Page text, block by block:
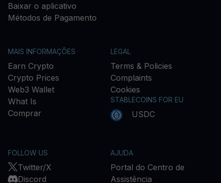
Baixar o aplicativo
Métodos de Pagamento
MAIS INFORMAÇÕES
Earn Crypto
Crypto Prices
Web3 Wallet
What Is
Comprar
LEGAL
Terms & Policies
Complaints
Cookies
STABLECOINS FOR EU
USDC
FOLLOW US
Twitter/X
Discord
AJUDA
Portal do Centro de
Assistência